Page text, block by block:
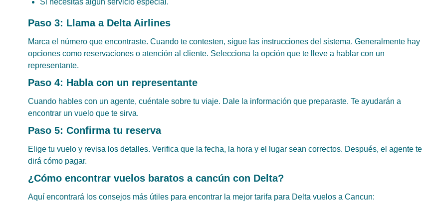
Si necesitas algún servicio especial.
Paso 3: Llama a Delta Airlines
Marca el número que encontraste. Cuando te contesten, sigue las instrucciones del sistema. Generalmente hay
opciones como reservaciones o atención al cliente. Selecciona la opción que te lleve a hablar con un
representante.
Paso 4: Habla con un representante
Cuando hables con un agente, cuéntale sobre tu viaje. Dale la información que preparaste. Te ayudarán a
encontrar un vuelo que te sirva.
Paso 5: Confirma tu reserva
Elige tu vuelo y revisa los detalles. Verifica que la fecha, la hora y el lugar sean correctos. Después, el agente te
dirá cómo pagar.
¿Cómo encontrar vuelos baratos a cancún con Delta?
Aquí encontrará los consejos más útiles para encontrar la mejor tarifa para Delta vuelos a Cancun: